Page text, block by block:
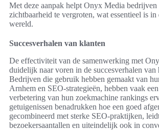
Met deze aanpak helpt Onyx Media
zichtbaarheid te vergroten, wat essentieel is
wereld.
Succesverhalen van klanten
De effectiviteit van de samenwerking met
duidelijk naar voren in de succesverhalen van
Bedrijven die gebruik hebben gemaakt van
Arnhem en SEO-strategieën, hebben vaak
verbetering van hun zoekmachine rankings
getuigenissen benadrukken hoe een goed
gecombineerd met sterke SEO-praktijken,
bezoekersaantallen en uiteindelijk ook in